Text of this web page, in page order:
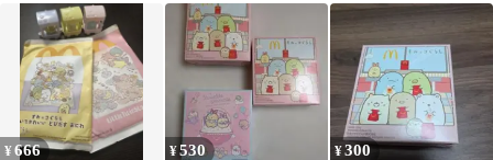
みっコぐらし とんかつ
クリスマス
しろくま
¥666 ¥530 ¥300